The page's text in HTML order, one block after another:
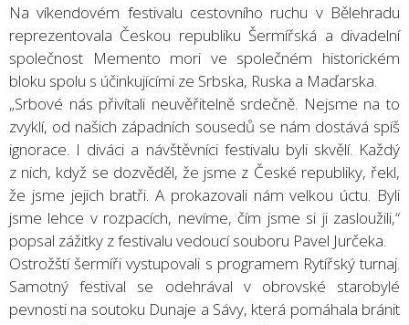
Na víkendovém festivalu cestovního ruchu v Bělehradu
reprezentovala Českou republiku Šermířská a divadelní
společnost Memento mori ve společném historickém
bloku spolu s účinkujícími ze Srbska, Ruska a Maďarska.
„Srbové nás přivítali neuvěřitelně srdečně. Nejsme na to
zvyklí, od našich západních sousedů se nám dostává spíš
ignorace. I diváci a návštěvníci festivalu byli skvělí. Každý
z nich, když se dozvěděl, že jsme z České republiky, řekl,
že jsme jejich bratři. A prokazovali nám velkou úctu. Byli
jsme lehce v rozpacích, nevíme, čím jsme si ji zasloužili,“
popsal zážitky z festivalu vedoucí souboru Pavel Jurčeka.
Ostrožští šermíři vystupovali s programem Rytířský turnaj.
Samotný festival se odehrával v obrovské starobylé
pevnosti na soutoku Dunaje a Sávy, která pomáhala bránit